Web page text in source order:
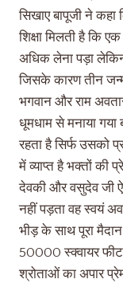
सिखाए बापूजी ने
शिक्षा मिलती है कि
अधिक लेना पड़ा
जिसके कारण तीन
भगवान और राम
धूमधाम से मनाया गया
रहता है सिर्फ उसको
में व्याप्त है भक्तों की
देवकी और वसुदेव जी
नहीं पड़ता वह स्वयं
भीड़ के साथ पूरा
50000 स्क्वायर
श्रोताओं का अपार